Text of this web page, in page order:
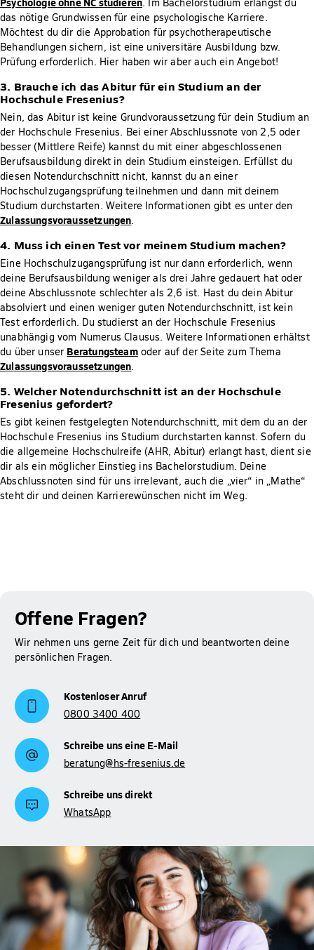
das nötige Grundwissen für eine psychologische Karriere.
Möchtest du dir die Approbation für psychotherapeutische
Behandlungen sichern, ist eine universitäre Ausbildung bzw.
Prüfung erforderlich. Hier haben wir aber auch ein Angebot!
3. Brauche ich das Abitur für ein Studium an der
Hochschule Fresenius?
Nein, das Abitur ist keine Grundvoraussetzung für dein Studium an
der Hochschule Fresenius. Bei einer Abschlussnote von 2,5 oder
besser (Mittlere Reife) kannst du mit einer abgeschlossenen
Berufsausbildung direkt in dein Studium einsteigen. Erfüllst du
diesen Notendurchschnitt nicht, kannst du an einer
Hochschulzugangsprüfung teilnehmen und dann mit deinem
Studium durchstarten. Weitere Informationen gibt es unter den
Zulassungsvoraussetzungen.
4. Muss ich einen Test vor meinem Studium machen?
Eine Hochschulzugangsprüfung ist nur dann erforderlich, wenn
deine Berufsausbildung weniger als drei Jahre gedauert hat oder
deine Abschlussnote schlechter als 2,6 ist. Hast du dein Abitur
absolviert und einen weniger guten Notendurchschnitt, ist kein
Test erforderlich. Du studierst an der Hochschule Fresenius
unabhängig vom Numerus Clausus. Weitere Informationen erhältst
du über unser Beratungsteamoder auf der Seite zum Thema
Zulassungsvoraussetzungen.
5. Welcher Notendurchschnitt ist an der Hochschule
Fresenius gefordert?
Es gibt keinen festgelegten Notendurchschnitt, mit dem du an der
Hochschule Fresenius ins Studium durchstarten kannst. Sofern du
die allgemeine Hochschulreife (AHR, Abitur) erlangt hast, dient sie
dir als ein möglicher Einstieg ins Bachelorstudium. Deine
Abschlussnoten sind für uns irrelevant, auch die „vier“ in „Mathe“
steht dir und deinen Karrierewünschen nicht im Weg.
Offene Fragen?
Wir nehmen uns gerne Zeit für dich und beantworten deine
persönlichen Fragen.
Kostenloser Anruf
0800 3400 400
Schreibe uns eine E-Mail
beratung@hs-fresenius.de
Schreibe uns direkt
WhatsApp